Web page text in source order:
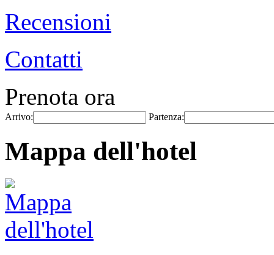
Recensioni
Contatti
Prenota ora
Arrivo: Partenza:
Mappa dell'hotel